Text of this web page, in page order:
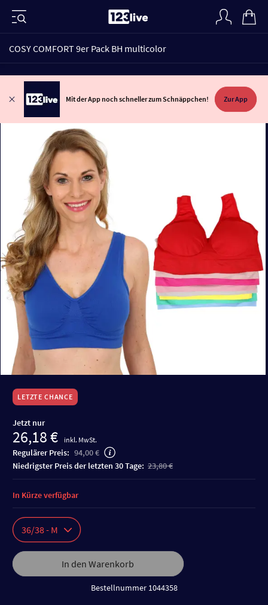
COSY COMFORT 9er Pack BH multicolor
Mit der App noch schneller zum Schnäppchen! Zur App
LETZTE CHANCE
Jetzt nur
26,18 € inkl. MwSt.
Regulärer Preis: 94,00 €
niedrigster Preis der letzten 30 Tage: 23,80 €
36/38 - M
In den Warenkorb
Bestellnummer 1044358
In Kürze verfügbar